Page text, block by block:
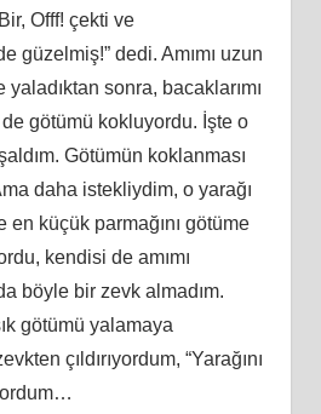
Offf! çekti ve
güzelmiş!” dedi. Amımı uzun
yaladıktan sonra, bacaklarımı
götümü kokluyordu. İşte o
Götümün koklanması
daha istekliydim, o yarağı
en küçük parmağını götüme
kendisi de amımı
böyle bir zevk almadım.
götümü yalamaya
çıldırıyordum, “Yarağını